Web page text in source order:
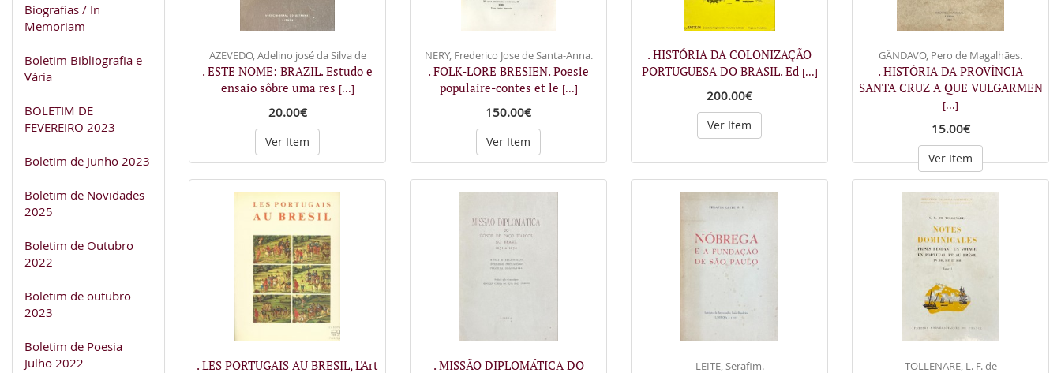
Biografias / In
Memoriam
Boletim Bibliografia e
Vária
BOLETIM DE
FEVEREIRO 2023
Boletim de Junho 2023
Boletim de Novidades
2025
Boletim de Outubro
2022
Boletim de outubro
2023
Boletim de Poesia
Julho 2022
AZEVEDO, Adelino josé da Silva de
. ESTE NOME: BRAZIL. Estudo e
ensaio sôbre uma res [...]
20.00€
Ver Item
NERY, Frederico Jose de Santa-Anna.
. FOLK-LORE BRESIEN. Poesie
populaire-contes et le [...]
150.00€
Ver Item
. HISTÓRIA DA COLONIZAÇÃO
PORTUGUESA DO BRASIL. Ed [...]
200.00€
Ver Item
GÂNDAVO, Pero de Magalhães.
. HISTÓRIA DA PROVÍNCIA
SANTA CRUZ A QUE VULGARMEN
[...]
15.00€
Ver Item
. LES PORTUGAIS AU BRESIL, L'Art
. MISSÃO DIPLOMÁTICA DO
LEITE, Serafim. TOLLENARE, L. F. de